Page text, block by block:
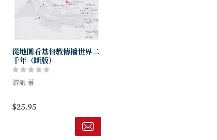
從地圖看基督教傳播世界二
千年（斷版）
游斌 著
幫助讀者從地理的角度理解宗
教的傳佈。作者把基督教史置
於世界民族史的框架之中，勾
勒出簡潔明瞭的歷史脈絡，敘
$25.95